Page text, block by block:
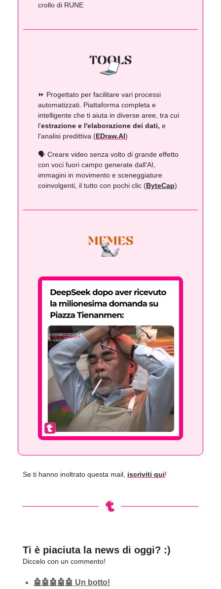
crollo di RUNE
⏩️ Progettato per facilitare vari processi
automatizzati. Piattaforma completa e
intelligente che ti aiuta in diverse aree, tra cui
l'estrazione e l'elaborazione dei dati, e
l'analisi predittiva (EDraw.AI)
🗣️ Creare video senza volto di grande effetto
con voci fuori campo generate dall'AI,
immagini in movimento e sceneggiature
coinvolgenti, il tutto con pochi clic (ByteCap)
Se ti hanno inoltrato questa mail, iscriviti qui!
Ti è piaciuta la news di oggi? :)
Diccelo con un commento!
🤖🤖🤖🤖🤖 Un botto!